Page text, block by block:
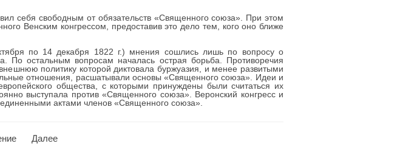
себя свободным от обязательств «Священного союза». При этом
Венским конгрессом, предоставив это дело тем, кого оно ближе
по 14 декабря 1822 г.) мнения сошлись лишь по вопросу о
По остальным вопросам началась острая борьба. Противоречия
политику которой диктовала буржуазия, и менее развитыми
отношения, расшатывали основы «Священного союза». Идеи и
общества, с которыми принуждены были считаться их
выступала против «Священного союза». Веронский конгресс и
актами членов «Священного союза».
Далее